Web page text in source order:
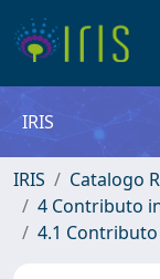
IRIS
IRIS
Catalogo
4 Contributo
4.1